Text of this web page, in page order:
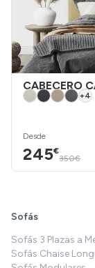
CABECERO
+4
Desde
245€
350€
Sofás
Sofás 3 Plazas a
Sofás Chaise